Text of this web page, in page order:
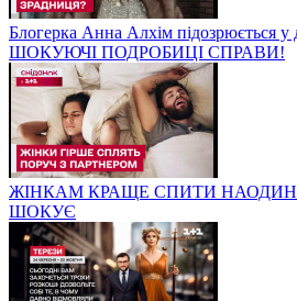
Блогерка Анна Алхім підозрюється у
ШОКУЮЧІ ПОДРОБИЦІ СПРАВИ!
ЖІНКАМ КРАЩЕ СПИТИ
ШОКУЄ